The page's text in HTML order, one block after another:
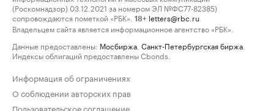
(Роскомнадзор) 03.12.2021 за номером ЭЛ №ФС77-82385)
сопровождаются пометкой «РБК».
18+ letters@rbc.ru
Владельцем сайта является информационное агентство «РБК».
Данные предоставлены: Мосбиржа Санкт-Петербургская биржа
Индексы облигаций предоставлены Cbonds.
Информация об ограничениях
О соблюдении авторских прав
Пользовательское соглашение